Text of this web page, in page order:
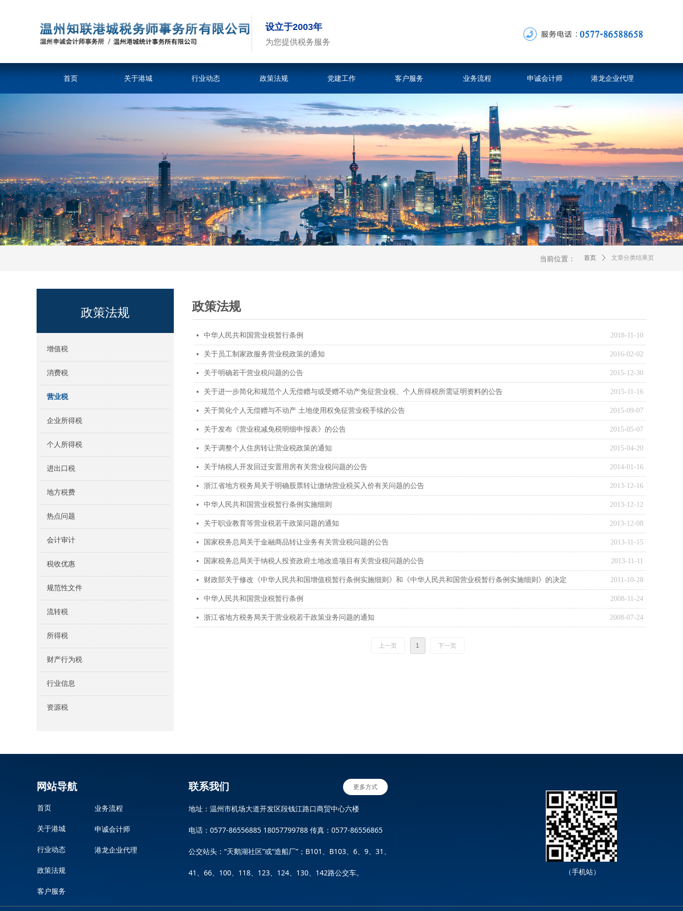
设立于2003年
为您提供税务服务
首页 关于港城 行业动态 政策法规 党建工作 客户服务 业务流程 申诚会计师 港龙企业代理
政策法规
增值税
消费税
营业税
企业所得税
个人所得税
进出口税
地方税费
热点问题
会计审计
税收优惠
规范性文件
流转税
所得税
财产行为税
行业信息
资源税
当前位置： 首页 ꄲ 文章分类结果页
政策法规
2018-11-10
넷 中华人民共和国营业税暂行条例
2016-02-02
넷 关于员工制家政服务营业税政策的通知
2015-12-30
넷 关于明确若干营业税问题的公告
2015-11-16
넷 关于进一步简化和规范个人无偿赠与或受赠不动产免征营业税、个人所得税所需证明资料的公告
2015-09-07
넷 关于简化个人无偿赠与不动产 土地使用权免征营业税手续的公告
2015-05-07
넷 关于发布《营业税减免税明细申报表》的公告
2015-04-20
넷 关于调整个人住房转让营业税政策的通知
2014-01-16
넷 关于纳税人开发回迁安置用房有关营业税问题的公告
2013-12-16
넷 浙江省地方税务局关于明确股票转让缴纳营业税买入价有关问题的公告
2013-12-12
넷 中华人民共和国营业税暂行条例实施细则
2013-12-08
넷 关于职业教育等营业税若干政策问题的通知
2013-11-15
넷 国家税务总局关于金融商品转让业务有关营业税问题的公告
2013-11-11
넷 国家税务总局关于纳税人投资政府土地改造项目有关营业税问题的公告
2011-10-28
넷 财政部关于修改《中华人民共和国增值税暂行条例实施细则》和《中华人民共和国营业税暂行条例实施细则》的决定
2008-11-24
넷 中华人民共和国营业税暂行条例
2008-07-24
넷 浙江省地方税务局关于营业税若干政策业务问题的通知
上一页 1 下一页
网站导航
首页
关于港城
行业动态
政策法规
客户服务
业务流程
申诚会计师
港龙企业代理
联系我们
地址：温州市机场大道开发区段钱江路口商贸中心六楼
电话：0577-86556885 18057799788 传真：0577-86556865
公交站头：“天鹅湖社区”或“造船厂”；B101、B103、6、9、31、
41、66、100、118、123、124、130、142路公交车。 （手机站）
更多方式